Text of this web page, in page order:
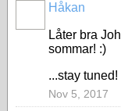
Håkan
Låter bra
sommar! :)
...stay tuned!
Nov 5, 2017